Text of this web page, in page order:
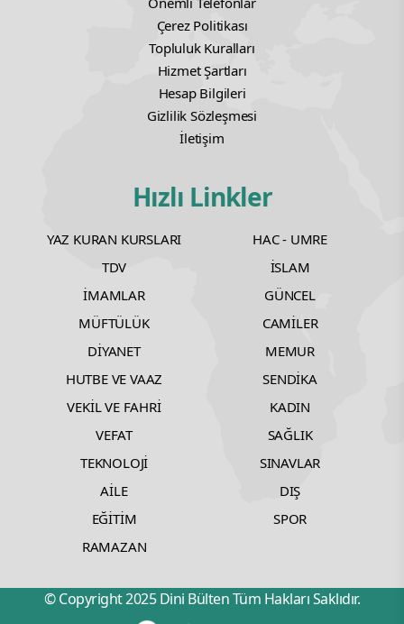
Künye
KVKK Aydınlatma Metni
Önemli Telefonlar
Çerez Politikası
Topluluk Kuralları
Hizmet Şartları
Hesap Bilgileri
İletişim
Hızlı Linkler
YAZ KURAN KURSLARI
HAC - UMRE
TDV
İSLAM
İMAMLAR
GÜNCEL
MÜFTÜLÜK
CAMİLER
DİYANET
MEMUR
HUTBE VE VAAZ
SENDİKA
VEKİL VE FAHRİ
KADIN
VEFAT
SAĞLIK
TEKNOLOJİ
SINAVLAR
AİLE
RAMAZAN